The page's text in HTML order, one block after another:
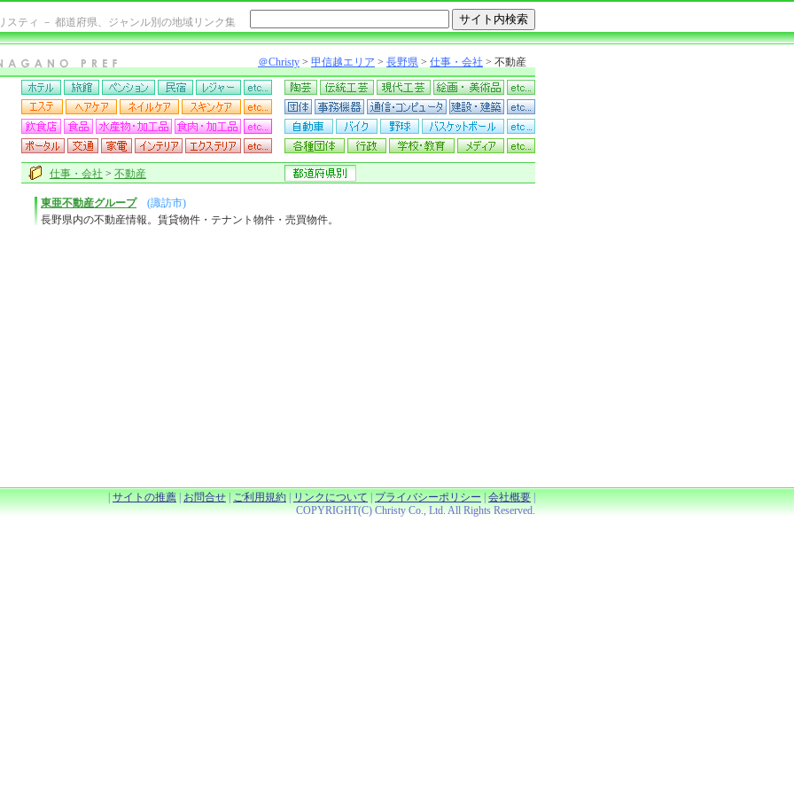
スティ － 都道府県、ジャンル別の地域リンク集
＠Christy > 甲信越エリア > 長野県 > 仕事・会社 > 不動産
仕事・会社 > 不動産
東亜不動産グループ
(諏訪市)
長野県内の不動産情報。賃貸物件・テナント物件・売買物件。
|サイトの推薦|お問合せ|ご利用規約|リンクについて|プライバシーポリシー|会社概要|
COPYRIGHT(C) Christy Co., Ltd. All Rights Reserved.